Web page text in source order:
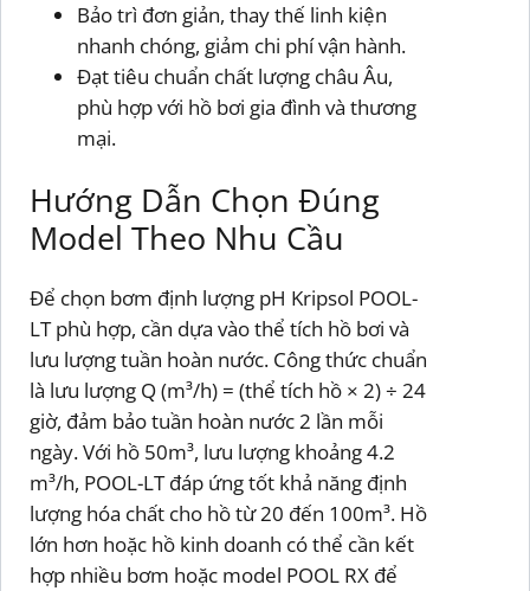
Bảo trì đơn giản, thay thế linh kiện
nhanh chóng, giảm chi phí vận hành.
Đạt tiêu chuẩn chất lượng châu Âu,
phù hợp với hồ bơi gia đình và thương
mại.
Hướng Dẫn Chọn Đúng
Model Theo Nhu Cầu
Để chọn bơm định lượng pH Kripsol POOL-
LT phù hợp, cần dựa vào thể tích hồ bơi và
lưu lượng tuần hoàn nước. Công thức chuẩn
là lưu lượng Q (m³/h) = (thể tích hồ × 2) ÷ 24
giờ, đảm bảo tuần hoàn nước 2 lần mỗi
ngày. Với hồ 50m³, lưu lượng khoảng 4.2
m³/h, POOL-LT đáp ứng tốt khả năng định
lượng hóa chất cho hồ từ 20 đến 100m³. Hồ
lớn hơn hoặc hồ kinh doanh có thể cần kết
hợp nhiều bơm hoặc model POOL RX để